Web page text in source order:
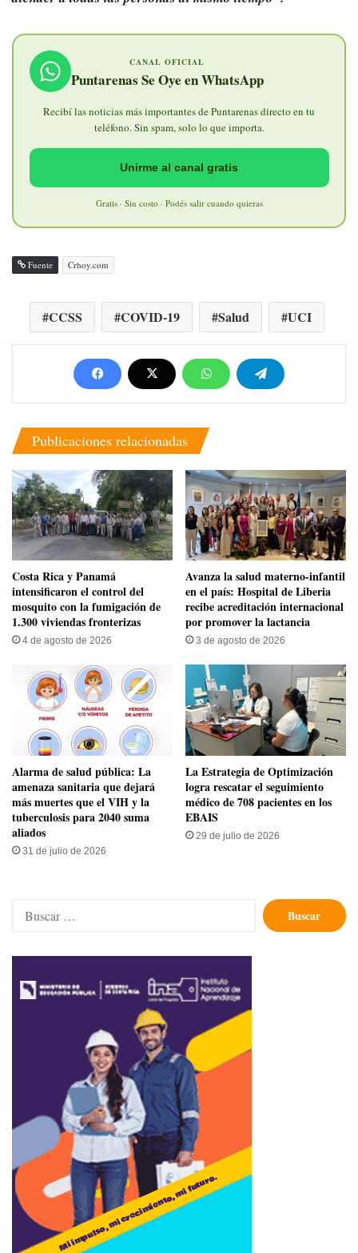
CANAL OFICIAL
Puntarenas Se Oye en WhatsApp
Recibí las noticias más importantes de Puntarenas directo en tu
teléfono. Sin spam, solo lo que importa.
Unirme al canal gratis
Gratis · Sin costo · Podés salir cuando quieras
Fuente Crhoy.com
CCSS COVID-19 Salud UCI
Publicaciones relacionadas
Costa Rica y Panamá
intensificaron el control del
mosquito con la fumigación de
1.300 viviendas fronterizas
4 de agosto de 2026
Avanza la salud materno-infantil
en el país: Hospital de Liberia
recibe acreditación internacional
por promover la lactancia
3 de agosto de 2026
​Alarma de salud pública: La
amenaza sanitaria que dejará
más muertes que el VIH y la
tuberculosis para 2040 suma
aliados
31 de julio de 2026
La Estrategia de Optimización
logra rescatar el seguimiento
médico de 708 pacientes en los
EBAIS
29 de julio de 2026
Buscar: